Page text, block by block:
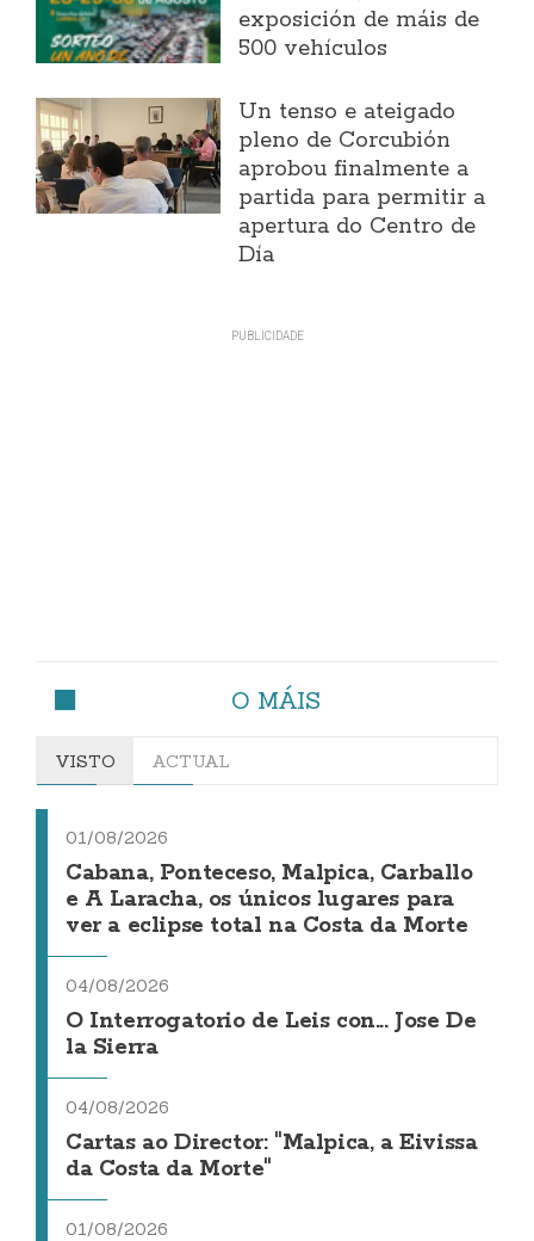
exposición de máis de
500 vehículos
Un tenso e ateigado
pleno de Corcubión
aprobou finalmente a
partida para permitir a
apertura do Centro de
Día
O MÁIS
VISTO ACTUAL
01/08/2026
Cabana, Ponteceso, Malpica, Carballo
e A Laracha, os únicos lugares para
ver a eclipse total na Costa da Morte
04/08/2026
O Interrogatorio de Leis con... Jose De
la Sierra
04/08/2026
Cartas ao Director: "Malpica, a Eivissa
da Costa da Morte"
01/08/2026